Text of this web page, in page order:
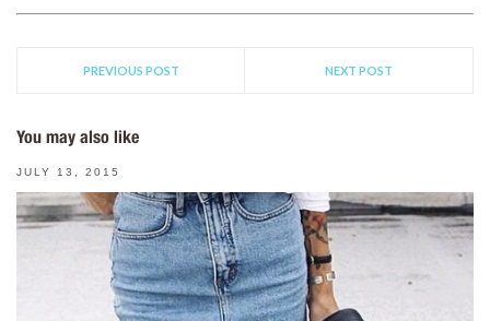
PREVIOUS POST NEXT POST
You may also like
JULY 13, 2015